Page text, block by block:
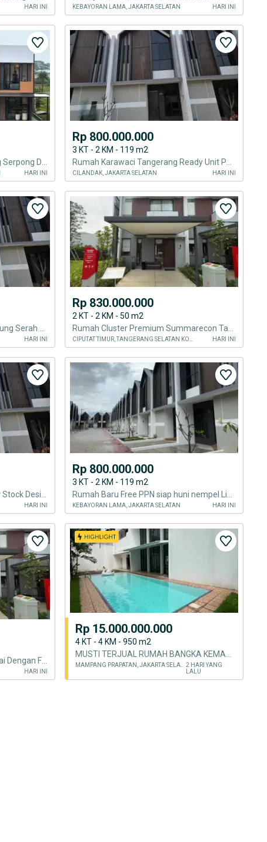
HARI INI KEBAYORAN LAMA, JAKARTA SELATAN HARI INI
HARI INI
Rp 800.000.000
3 KT - 2 KM - 119 m2
CILANDAK, JAKARTA SELATAN HARI INI
HARI INI
Rp 830.000.000
2 KT - 2 KM - 50 m2
HARI INI
HARI INI
Rp 800.000.000
3 KT - 2 KM - 119 m2
KEBAYORAN LAMA, JAKARTA SELATAN HARI INI
Free PPN Rumah Elegan 2 Lantai Dengan Fasilitas Premium di Summarecon Tangerang
HARI INI
Rp 15.000.000.000
4 KT - 4 KM - 950 m2
MAMPANG PRAPATAN, JAKARTA SELATAN
2 HARI YANG
LALU